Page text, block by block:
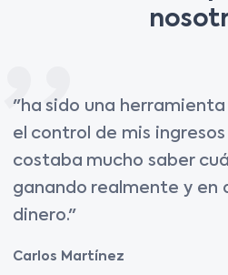
"ha sido una
el control de mis
costaba mucho saber
ganando realmente y en
dinero."
Carlos Martínez